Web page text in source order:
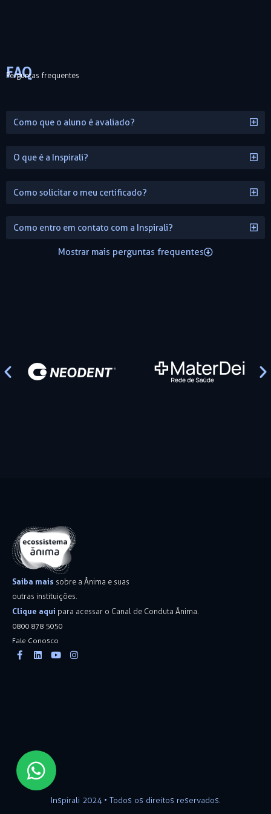
FAQ
Perguntas frequentes
Como que o aluno é avaliado?
O que é a Inspirali?
Como solicitar o meu certificado?
Como entro em contato com a Inspirali?
Mostrar mais perguntas frequentes
Saiba mais sobre a Ânima e suas
outras instituições.
Clique aqui para acessar o Canal de Conduta Ânima.
0800 878 5050
Fale Conosco
Facebook-
f
Linkedin
YoutubeInstagram
Inspirali 2024 • Todos os direitos reservados.